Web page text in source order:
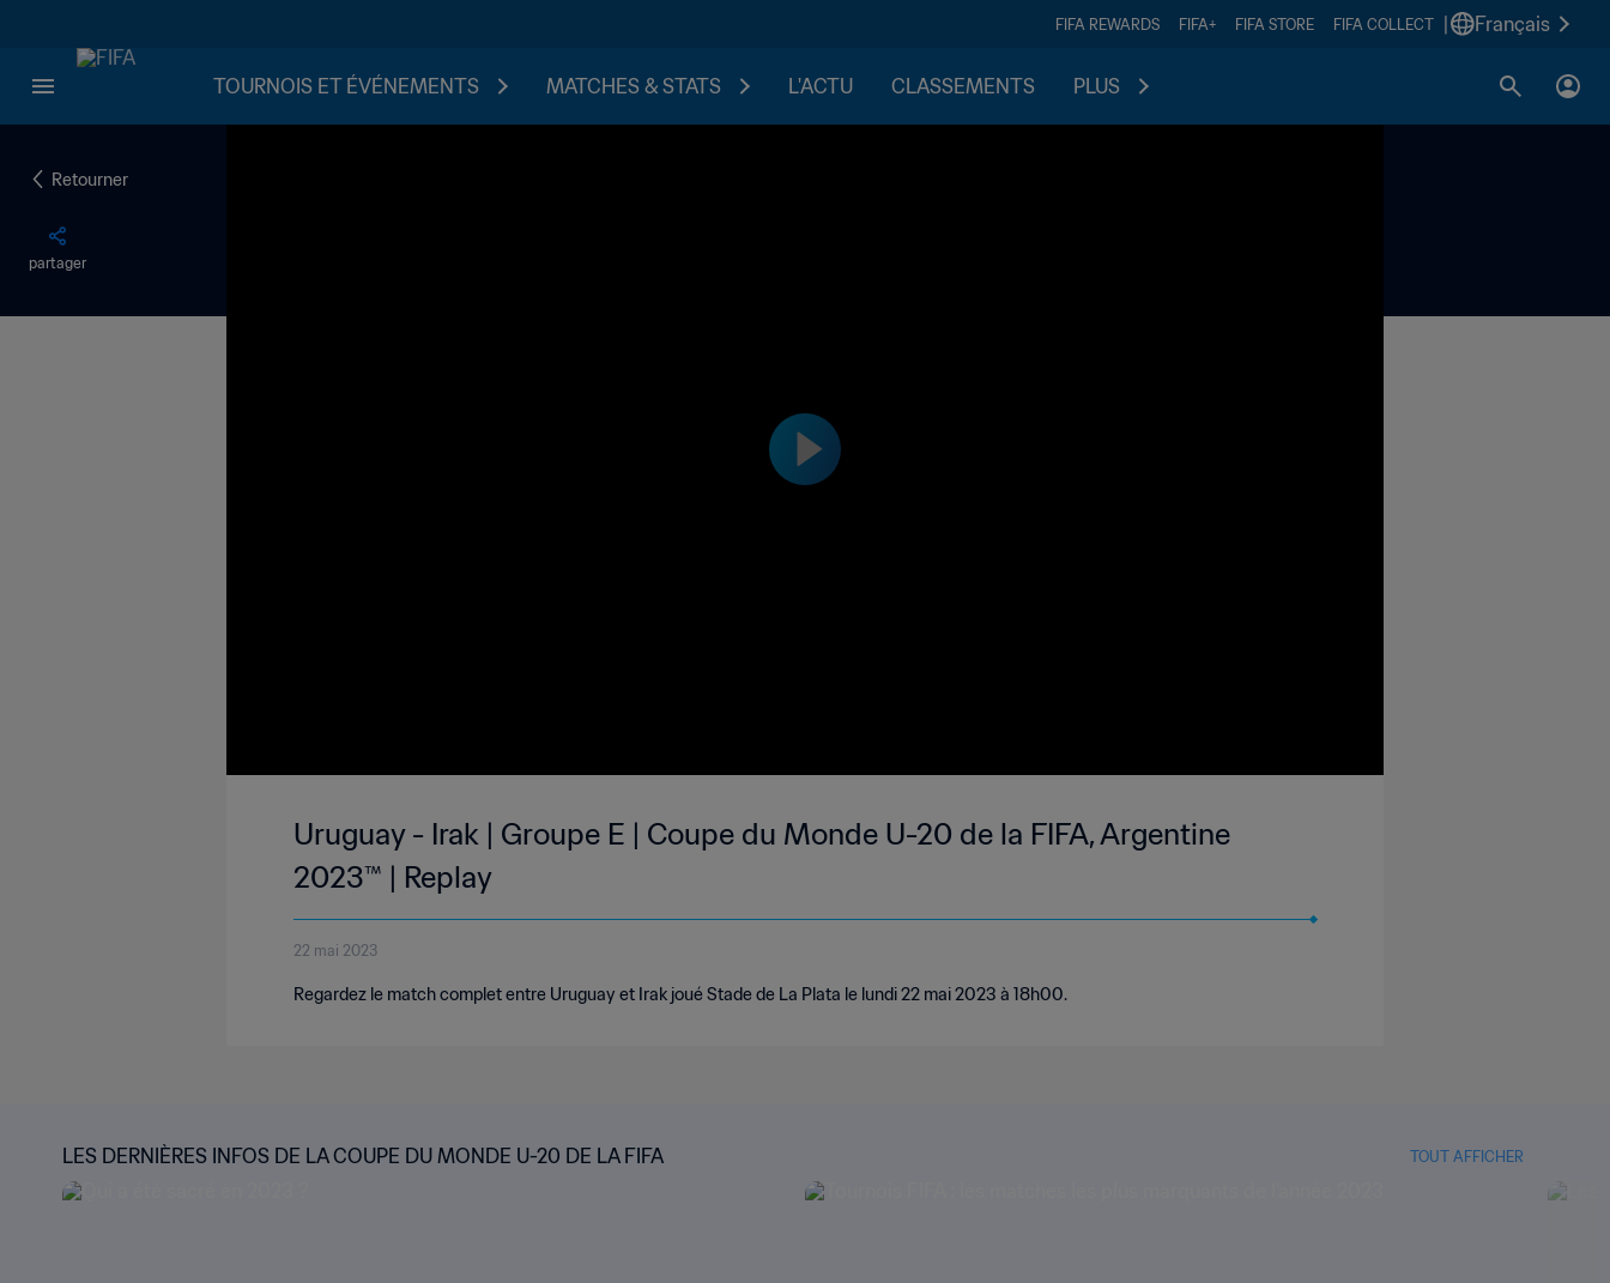
FIFA REWARDS FIFA+ FIFA STORE FIFA COLLECT Français
TOURNOIS ET ÉVÉNEMENTS MATCHES & STATS L'ACTU CLASSEMENTS PLUS
Retourner
partager
Uruguay - Irak | Groupe E | Coupe du Monde U-20 de la FIFA, Argentine
2023™ | Replay
22 mai 2023
Regardez le match complet entre Uruguay et Irak joué Stade de La Plata le lundi 22 mai 2023 à 18h00.
LES DERNIÈRES INFOS DE LA COUPE DU MONDE U-20 DE LA FIFA TOUT AFFICHER